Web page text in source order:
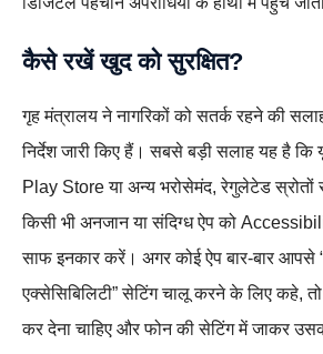
कैसे रखें खुद को सुरक्षित?
गृह मंत्रालय ने नागरिकों को सतर्क रहने की
निर्देश जारी किए हैं। सबसे बड़ी सलाह यह है
Play Store या अन्य भरोसेमंद, रेगुलेटेड स्रोतों
किसी भी अनजान या संदिग्ध ऐप को
साफ इनकार करें। अगर कोई ऐप बार‑बार आपसे
एक्सेसिबिलिटी” सेटिंग चालू करने के लिए कहे,
कर देना चाहिए और फोन की सेटिंग में जाकर